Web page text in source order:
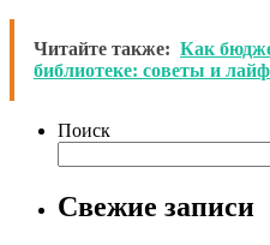
Читайте также: Как
библиотеке: советы и
Поиск
Свежие записи